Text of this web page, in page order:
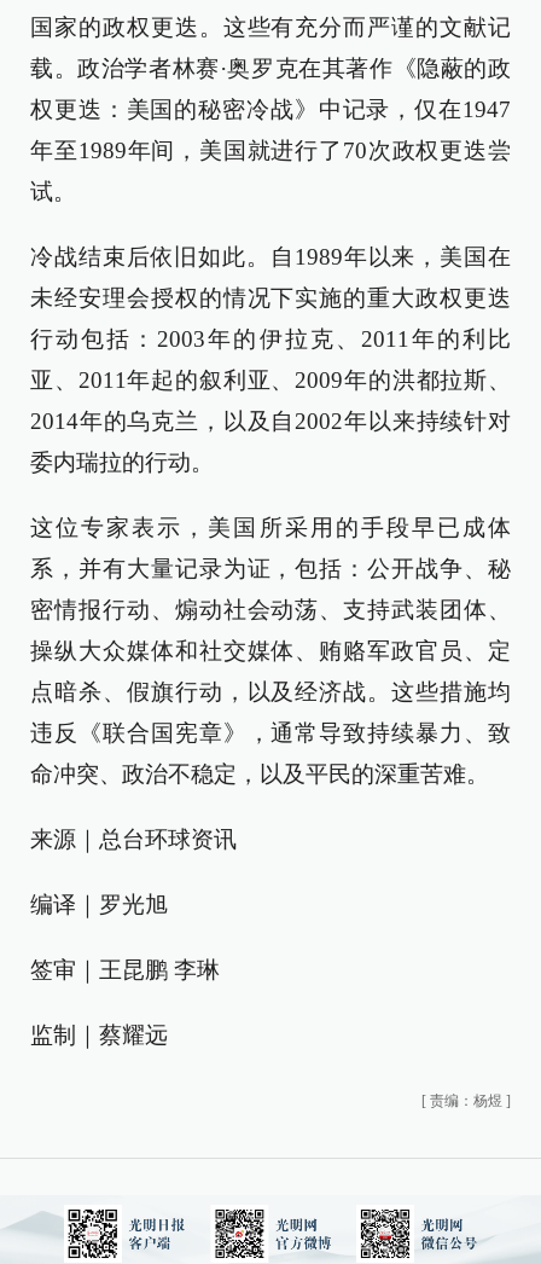
国家的政权更迭。这些有充分而严谨的文献记
载。政治学者林赛·奥罗克在其著作《隐蔽的政
权更迭：美国的秘密冷战》中记录，仅在1947
年至1989年间，美国就进行了70次政权更迭尝
试。
冷战结束后依旧如此。自1989年以来，美国在
未经安理会授权的情况下实施的重大政权更迭
行动包括：2003年的伊拉克、2011年的利比
亚、2011年起的叙利亚、2009年的洪都拉斯、
2014年的乌克兰，以及自2002年以来持续针对
委内瑞拉的行动。
这位专家表示，美国所采用的手段早已成体
系，并有大量记录为证，包括：公开战争、秘
密情报行动、煽动社会动荡、支持武装团体、
操纵大众媒体和社交媒体、贿赂军政官员、定
点暗杀、假旗行动，以及经济战。这些措施均
违反《联合国宪章》，通常导致持续暴力、致
命冲突、政治不稳定，以及平民的深重苦难。
来源｜总台环球资讯
编译｜罗光旭
签审｜王昆鹏 李琳
监制｜蔡耀远
[ 责编：杨煜 ]